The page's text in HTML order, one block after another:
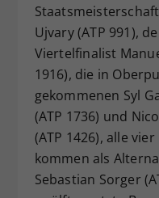
Ujvary (ATP 991),
Viertelfinalist
1916), die in
gekommenen Syl
(ATP 1736) und
(ATP 1426), alle
kommen als
Sebastian Sorger